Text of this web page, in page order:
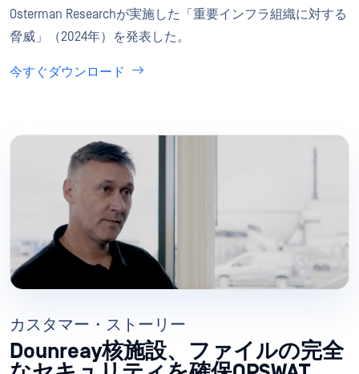
Osterman Researchが実施した「重要インフラ組織に対する
脅威」（2024年）を発表した。
今すぐダウンロード
カスタマー・ストーリー
Dounreay核施設、ファイルの完全